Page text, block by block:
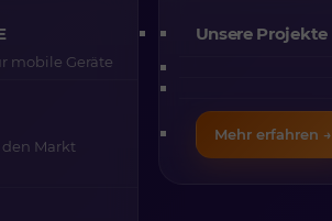
mobile Geräte
Markt
Unsere Projekte
Mehr erfahren →
die
und den